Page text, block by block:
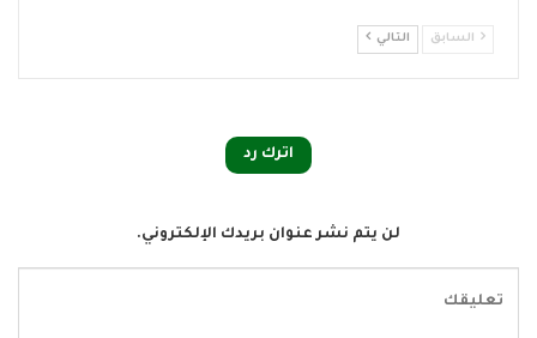
السابق التالي
اترك رد
لن يتم نشر عنوان بريدك الإلكتروني.